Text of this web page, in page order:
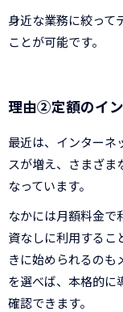
身近な業務に絞って
ことが可能です。
理由②定額のイ
最近は、インターネ
スが増え、さまざま
なっています。
なかには月額料金で
資なしに利用するこ
きに始められるのも
を選べば、本格的に
確認できます。